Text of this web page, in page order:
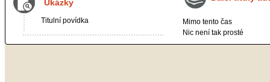
Ukázky
Titulní povídka
Mimo tento čas
Nic není tak prosté